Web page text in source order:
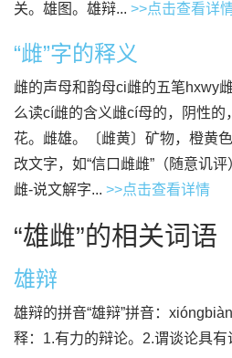
关。雄图。雄辩... >>点击查看详
“雌”字的释义
雌的声母和韵母ci雌的五笔hxwy
么读cí雌的含义雌cí母的，阴性的
花。雌雄。〔雌黄〕矿物，橙黄
改文字，如“信口雌雌”（随意讥
雌-说文解字... >>点击查看详情
“雄雌”的相关词语
雄辩
雄辩的拼音“雄辩”拼音：
释：1.有力的辩论。2.谓谈论具有